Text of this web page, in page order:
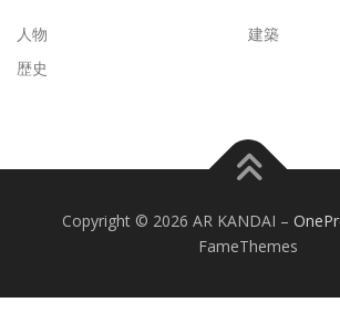
人物
建築
歴史
Copyright © 2026 AR KANDAI –
FameThemes